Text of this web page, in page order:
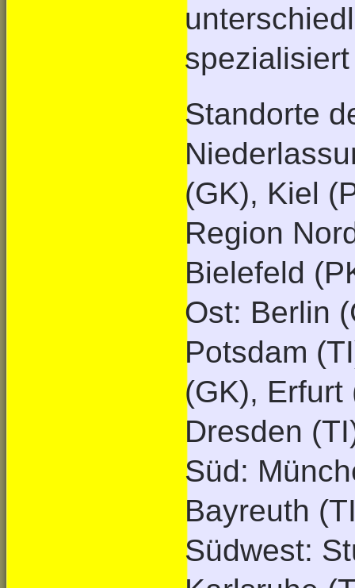
Standorte
(GK), Kiel
Region
Bielefeld
Ost: Berlin
Potsdam
(GK),
Dresden
Süd:
Bayreuth
Südwest: